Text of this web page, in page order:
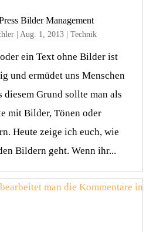
Bilder Management
| Aug. 1, 2013| Technik
ein Text ohne Bilder ist
und ermüdet uns Menschen
diesem Grund sollte man als
mit Bilder, Tönen oder
Heute zeige ich euch, wie
Bildern geht. Wenn ihr...